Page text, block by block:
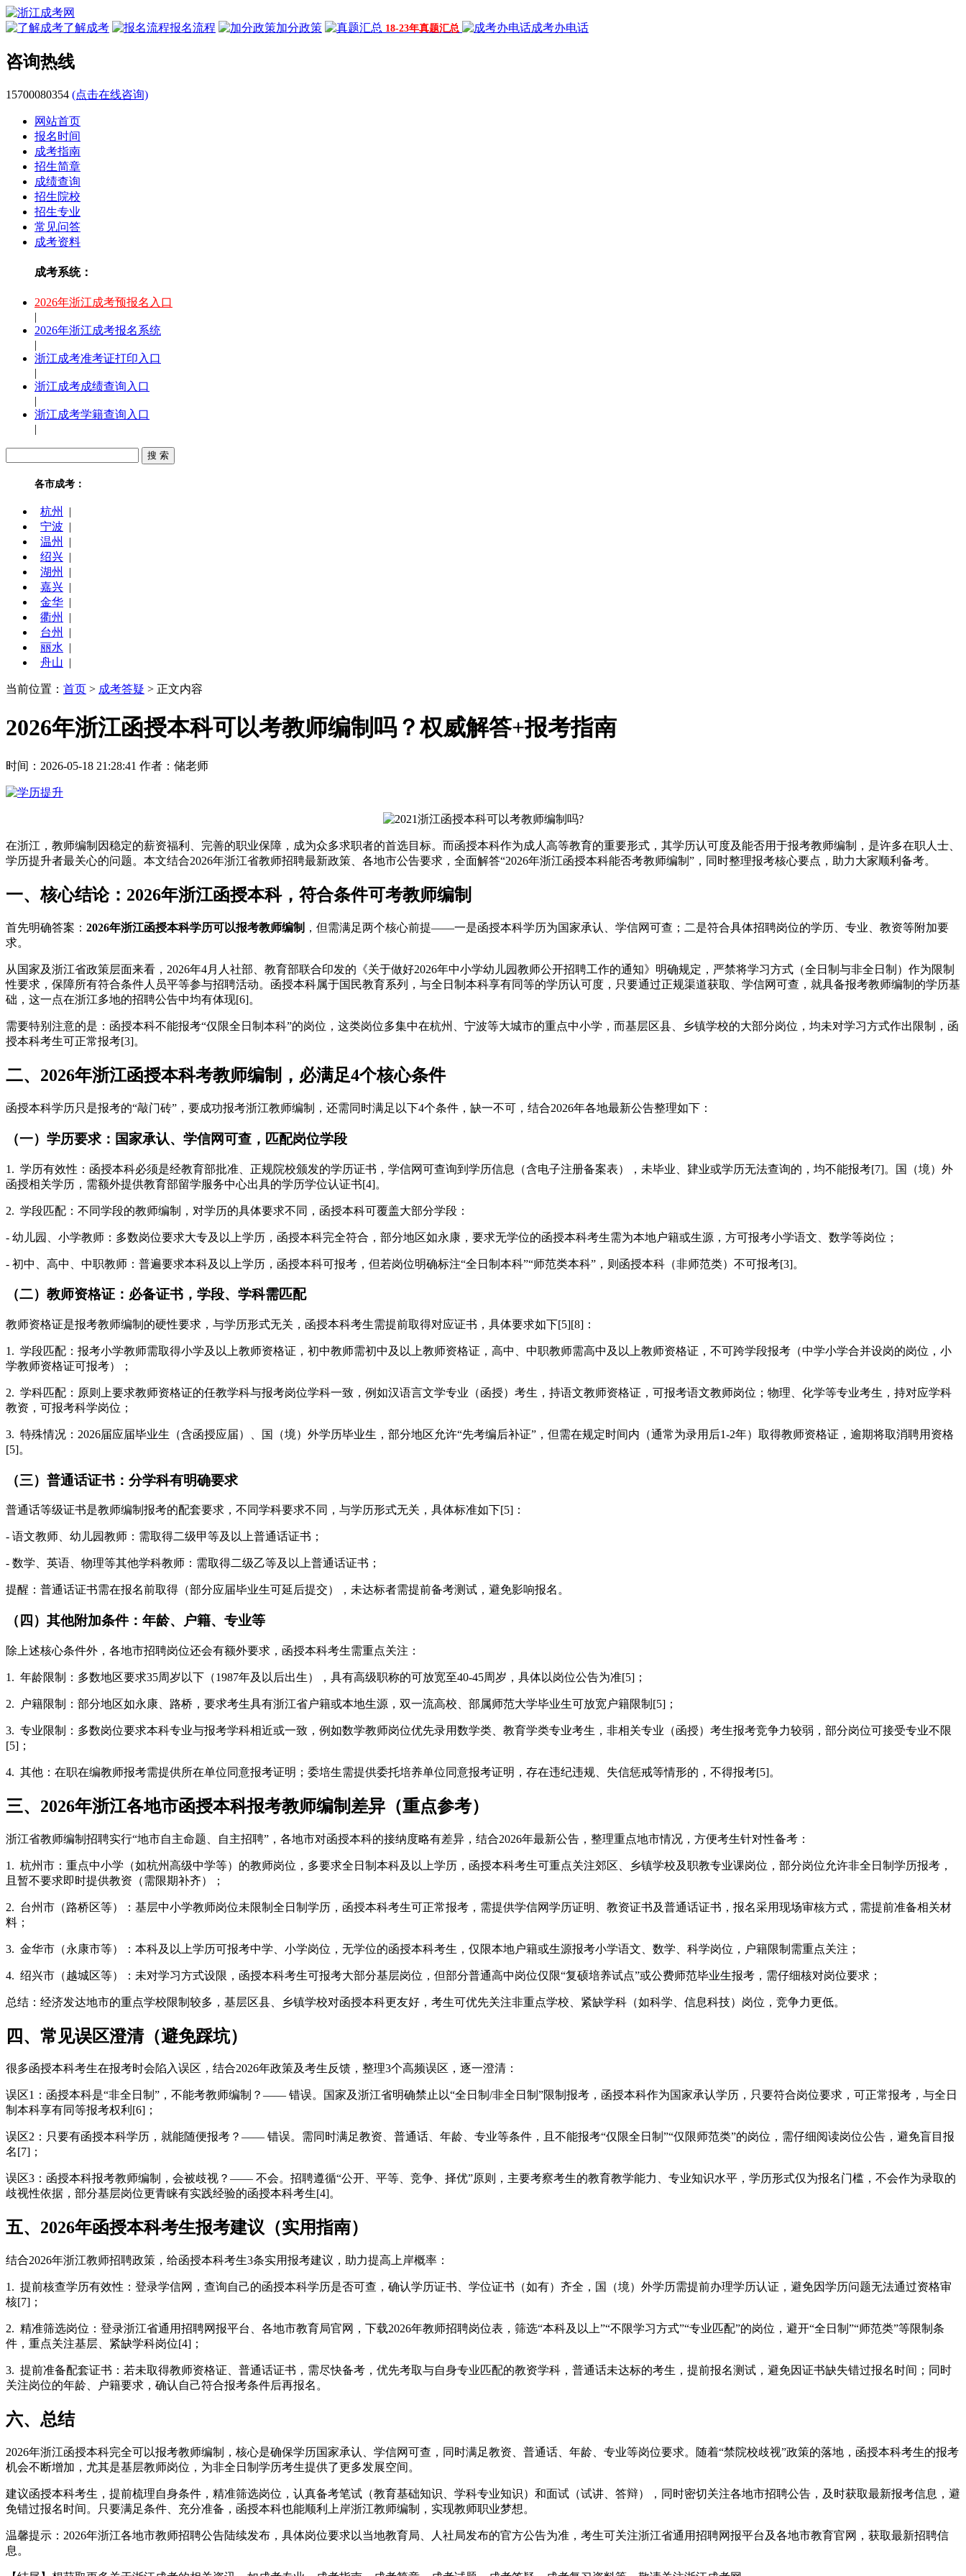
了解成考 报名流程 加分政策 18-23年真题汇总 成考办电话
咨询热线
15700080354 (点击在线咨询)
网站首页
报名时间
成考指南
招生简章
成绩查询
招生院校
招生专业
常见问答
成考资料
成考系统：
2026年浙江成考预报名入口
|
2026年浙江成考报名系统
|
浙江成考准考证打印入口
|
浙江成考成绩查询入口
|
浙江成考学籍查询入口
|
各市成考：
杭州
|
宁波 |
温州
|
绍兴 |
湖州
|
嘉兴 |
金华 |
衢州
|
台州
|
丽水 |
舟山 |
当前位置： 首页 > 成考答疑 > 正文内容
2026年浙江函授本科可以考教师编制吗？权威解答+报考指南
时间：2026-05-18 21:28:41 作者：储老师
在浙江，教师编制因稳定的薪资福利、完善的职业保障，成为众多求职者的首选目标。而函授本科作为成人高等教育的重要形式，其学历认可度及能否用于报考教师编制，是许多在职人士、
学历提升者最关心的问题。本文结合2026年浙江省教师招聘最新政策、各地市公告要求，全面解答“2026年浙江函授本科能否考教师编制”，同时整理报考核心要点，助力大家顺利备考。
一、核心结论：2026年浙江函授本科，符合条件可考教师编制
首先明确答案： 2026年浙江函授本科学历可以报考教师编制 ，但需满足两个核心前提——一是函授本科学历为国家承认、学信网可查；二是符合具体招聘岗位的学历、专业、教资等附加要
求。
从国家及浙江省政策层面来看，2026年4月人社部、教育部联合印发的《关于做好2026年中小学幼儿园教师公开招聘工作的通知》明确规定，严禁将学习方式（全日制与非全日制）作为限制
性要求，保障所有符合条件人员平等参与招聘活动。函授本科属于国民教育系列，与全日制本科享有同等的学历认可度，只要通过正规渠道获取、学信网可查，就具备报考教师编制的学历基
础，这一点在浙江多地的招聘公告中均有体现[6]。
需要特别注意的是：函授本科不能报考“仅限全日制本科”的岗位，这类岗位多集中在杭州、宁波等大城市的重点中小学，而基层区县、乡镇学校的大部分岗位，均未对学习方式作出限制，函
授本科考生可正常报考[3]。
二、2026年浙江函授本科考教师编制，必满足4个核心条件
函授本科学历只是报考的“敲门砖”，要成功报考浙江教师编制，还需同时满足以下4个条件，缺一不可，结合2026年各地最新公告整理如下：
（一）学历要求：国家承认、学信网可查，匹配岗位学段
1. 学历有效性：函授本科必须是经教育部批准、正规院校颁发的学历证书，学信网可查询到学历信息（含电子注册备案表），未毕业、肄业或学历无法查询的，均不能报考[7]。国（境）外
函授相关学历，需额外提供教育部留学服务中心出具的学历学位认证书[4]。
2. 学段匹配：不同学段的教师编制，对学历的具体要求不同，函授本科可覆盖大部分学段：
- 幼儿园、小学教师：多数岗位要求大专及以上学历，函授本科完全符合，部分地区如永康，要求无学位的函授本科考生需为本地户籍或生源，方可报考小学语文、数学等岗位；
- 初中、高中、中职教师：普遍要求本科及以上学历，函授本科可报考，但若岗位明确标注“全日制本科”“师范类本科”，则函授本科（非师范类）不可报考[3]。
（二）教师资格证：必备证书，学段、学科需匹配
教师资格证是报考教师编制的硬性要求，与学历形式无关，函授本科考生需提前取得对应证书，具体要求如下[5][8]：
1. 学段匹配：报考小学教师需取得小学及以上教师资格证，初中教师需初中及以上教师资格证，高中、中职教师需高中及以上教师资格证，不可跨学段报考（中学小学合并设岗的岗位，小
学教师资格证可报考）；
2. 学科匹配：原则上要求教师资格证的任教学科与报考岗位学科一致，例如汉语言文学专业（函授）考生，持语文教师资格证，可报考语文教师岗位；物理、化学等专业考生，持对应学科
教资，可报考科学岗位；
3. 特殊情况：2026届应届毕业生（含函授应届）、国（境）外学历毕业生，部分地区允许“先考编后补证”，但需在规定时间内（通常为录用后1-2年）取得教师资格证，逾期将取消聘用资格
[5]。
（三）普通话证书：分学科有明确要求
普通话等级证书是教师编制报考的配套要求，不同学科要求不同，与学历形式无关，具体标准如下[5]：
- 语文教师、幼儿园教师：需取得二级甲等及以上普通话证书；
- 数学、英语、物理等其他学科教师：需取得二级乙等及以上普通话证书；
提醒：普通话证书需在报名前取得（部分应届毕业生可延后提交），未达标者需提前备考测试，避免影响报名。
（四）其他附加条件：年龄、户籍、专业等
除上述核心条件外，各地市招聘岗位还会有额外要求，函授本科考生需重点关注：
1. 年龄限制：多数地区要求35周岁以下（1987年及以后出生），具有高级职称的可放宽至40-45周岁，具体以岗位公告为准[5]；
2. 户籍限制：部分地区如永康、路桥，要求考生具有浙江省户籍或本地生源，双一流高校、部属师范大学毕业生可放宽户籍限制[5]；
3. 专业限制：多数岗位要求本科专业与报考学科相近或一致，例如数学教师岗位优先录用数学类、教育学类专业考生，非相关专业（函授）考生报考竞争力较弱，部分岗位可接受专业不限
[5]；
4. 其他：在职在编教师报考需提供所在单位同意报考证明；委培生需提供委托培养单位同意报考证明，存在违纪违规、失信惩戒等情形的，不得报考[5]。
三、2026年浙江各地市函授本科报考教师编制差异（重点参考）
浙江省教师编制招聘实行“地市自主命题、自主招聘”，各地市对函授本科的接纳度略有差异，结合2026年最新公告，整理重点地市情况，方便考生针对性备考：
1. 杭州市：重点中小学（如杭州高级中学等）的教师岗位，多要求全日制本科及以上学历，函授本科考生可重点关注郊区、乡镇学校及职教专业课岗位，部分岗位允许非全日制学历报考，
且暂不要求即时提供教资（需限期补齐）；
2. 台州市（路桥区等）：基层中小学教师岗位未限制全日制学历，函授本科考生可正常报考，需提供学信网学历证明、教资证书及普通话证书，报名采用现场审核方式，需提前准备相关材
料；
3. 金华市（永康市等）：本科及以上学历可报考中学、小学岗位，无学位的函授本科考生，仅限本地户籍或生源报考小学语文、数学、科学岗位，户籍限制需重点关注；
4. 绍兴市（越城区等）：未对学习方式设限，函授本科考生可报考大部分基层岗位，但部分普通高中岗位仅限“复硕培养试点”或公费师范毕业生报考，需仔细核对岗位要求；
总结：经济发达地市的重点学校限制较多，基层区县、乡镇学校对函授本科更友好，考生可优先关注非重点学校、紧缺学科（如科学、信息科技）岗位，竞争力更低。
四、常见误区澄清（避免踩坑）
很多函授本科考生在报考时会陷入误区，结合2026年政策及考生反馈，整理3个高频误区，逐一澄清：
误区1：函授本科是“非全日制”，不能考教师编制？—— 错误。国家及浙江省明确禁止以“全日制/非全日制”限制报考，函授本科作为国家承认学历，只要符合岗位要求，可正常报考，与全日
制本科享有同等报考权利[6]；
误区2：只要有函授本科学历，就能随便报考？—— 错误。需同时满足教资、普通话、年龄、专业等条件，且不能报考“仅限全日制”“仅限师范类”的岗位，需仔细阅读岗位公告，避免盲目报
名[7]；
误区3：函授本科报考教师编制，会被歧视？—— 不会。招聘遵循“公开、平等、竞争、择优”原则，主要考察考生的教育教学能力、专业知识水平，学历形式仅为报名门槛，不会作为录取的
歧视性依据，部分基层岗位更青睐有实践经验的函授本科考生[4]。
五、2026年函授本科考生报考建议（实用指南）
结合2026年浙江教师招聘政策，给函授本科考生3条实用报考建议，助力提高上岸概率：
1. 提前核查学历有效性：登录学信网，查询自己的函授本科学历是否可查，确认学历证书、学位证书（如有）齐全，国（境）外学历需提前办理学历认证，避免因学历问题无法通过资格审
核[7]；
2. 精准筛选岗位：登录浙江省通用招聘网报平台、各地市教育局官网，下载2026年教师招聘岗位表，筛选“本科及以上”“不限学习方式”“专业匹配”的岗位，避开“全日制”“师范类”等限制条
件，重点关注基层、紧缺学科岗位[4]；
3. 提前准备配套证书：若未取得教师资格证、普通话证书，需尽快备考，优先考取与自身专业匹配的教资学科，普通话未达标的考生，提前报名测试，避免因证书缺失错过报名时间；同时
关注岗位的年龄、户籍要求，确认自己符合报考条件后再报名。
六、总结
2026年浙江函授本科完全可以报考教师编制，核心是确保学历国家承认、学信网可查，同时满足教资、普通话、年龄、专业等岗位要求。随着“禁院校歧视”政策的落地，函授本科考生的报考
机会不断增加，尤其是基层教师岗位，为非全日制学历考生提供了更多发展空间。
建议函授本科考生，提前梳理自身条件，精准筛选岗位，认真备考笔试（教育基础知识、学科专业知识）和面试（试讲、答辩），同时密切关注各地市招聘公告，及时获取最新报考信息，避
免错过报名时间。只要满足条件、充分准备，函授本科也能顺利上岸浙江教师编制，实现教师职业梦想。
温馨提示：2026年浙江各地市教师招聘公告陆续发布，具体岗位要求以当地教育局、人社局发布的官方公告为准，考生可关注浙江省通用招聘网报平台及各地市教育官网，获取最新招聘信
息。